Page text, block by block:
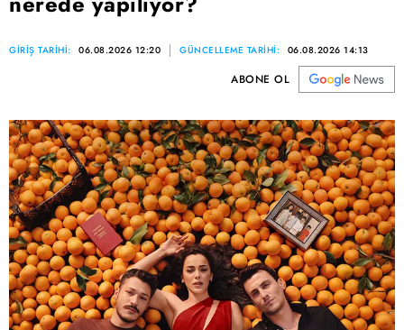
GİRİŞ TARİHİ: 06.08.2026 12:20 GÜNCELLEME TARİHİ: 06.08.2026 14:13
ABONE OL